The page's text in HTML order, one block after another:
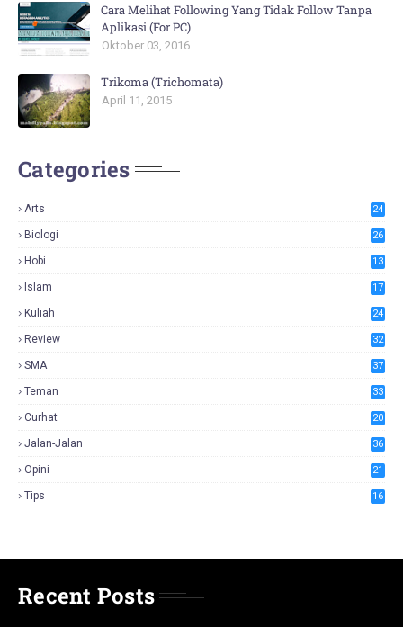
Cara Melihat Following Yang Tidak Follow Tanpa
Aplikasi (For PC)
Oktober 03, 2016
Trikoma (Trichomata)
April 11, 2015
Categories
Arts 24
Biologi 26
Hobi 13
Islam 17
Kuliah 24
Review 32
SMA 37
Teman 33
Curhat 20
Jalan-Jalan 36
Opini 21
Tips 16
Recent Posts